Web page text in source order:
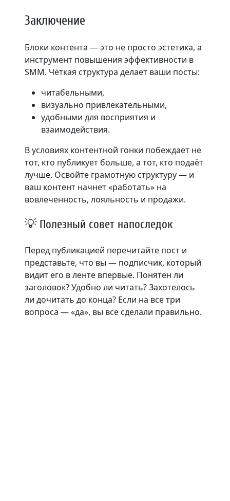
Заключение
Блоки контента — это не просто эстетика, а
инструмент повышения эффективности в
SMM. Чёткая структура делает ваши посты:
читабельными,
визуально привлекательными,
удобными для восприятия и
взаимодействия.
В условиях контентной гонки побеждает не
тот, кто публикует больше, а тот, кто подаёт
лучше. Освойте грамотную структуру — и
ваш контент начнет «работать» на
вовлеченность, лояльность и продажи.
💡 Полезный совет напоследок
Перед публикацией перечитайте пост и
представьте, что вы — подписчик, который
видит его в ленте впервые. Понятен ли
заголовок? Удобно ли читать? Захотелось
ли дочитать до конца? Если на все три
вопроса — «да», вы всё сделали правильно.